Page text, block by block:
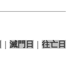
滅門日
往亡日